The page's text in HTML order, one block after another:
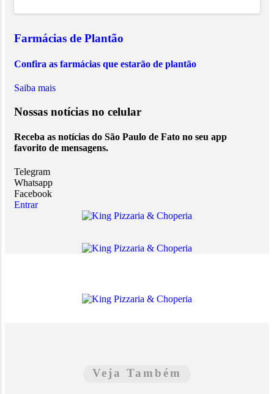
Farmácias de Plantão
Confira as farmácias que estarão de plantão
Saiba mais
Nossas notícias no celular
Receba as notícias do São Paulo de Fato no seu app
favorito de mensagens.
Telegram
Whatsapp
Facebook
Entrar
Veja Também